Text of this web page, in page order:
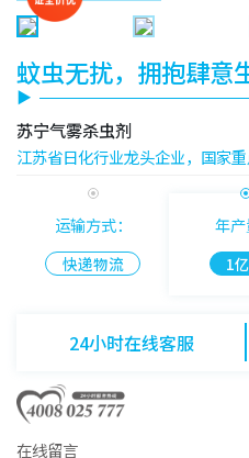
蚊虫无扰，拥抱肆意
苏宁气雾杀虫剂
江苏省日化行业龙头企业，国家重
年产
1
运输方式：
快递物流
24小时在线客服
在线留言